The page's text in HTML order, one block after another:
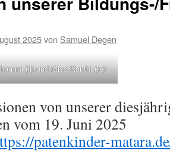
2025von Samuel Degen
(li) und Miss Kanthi (re)
von unserer
vom 19. Juni 2025
patenkinder-